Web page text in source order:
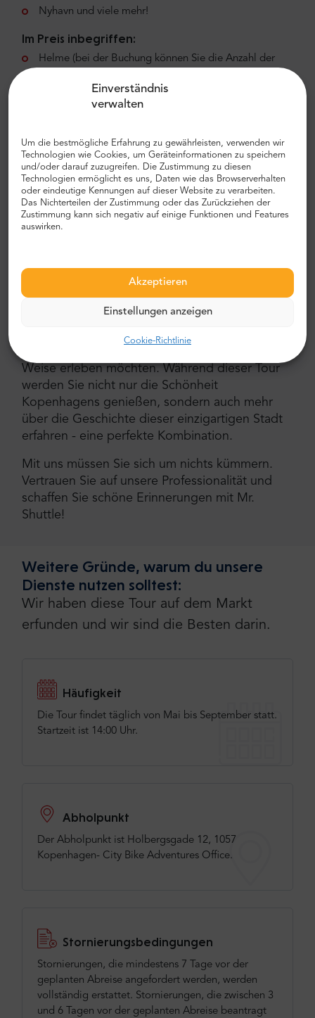
Einverständnis
verwalten
Um die bestmögliche Erfahrung zu gewährleisten, verwenden wir
Technologien wie Cookies, um Geräteinformationen zu speichern
und/oder darauf zuzugreifen. Die Zustimmung zu diesen
Technologien ermöglicht es uns, Daten wie das Browserverhalten
oder eindeutige Kennungen auf dieser Website zu verarbeiten.
Das Nichterteilen der Zustimmung oder das Zurückziehen der
Zustimmung kann sich negativ auf einige Funktionen und Features
auswirken.
Akzeptieren
Einstellungen anzeigen
Cookie-Richtlinie
Nyhavn und viele mehr!
Im Preis inbegriffen:
Helme (bei der Buchung können Sie die Anzahl der
Englischsprachiger Reiseleiter.
Mr. Shuttle bietetunglaubliche Touren, private
Reiseleiter, Sicherheit und Zuverlässigkeit
. Viele
Menschen auf der ganzen Welt haben sich
entschieden, unserer Professionalität zu
vertrauen und ein aufregendes Abenteuer bei
Reisepläne. Wir kümmern uns um jedes Detail
und machen Ihre Tour zu etwas Einzigartigem.
Diese Tour wurde speziell für diejenigen
konzipiert, die Kopenhagen auf eine
Weise erleben möchten. Während dieser Tour
werden Sie nicht nur die Schönheit
Kopenhagens genießen, sondern auch mehr
über die Geschichte dieser einzigartigen Stadt
erfahren - eine perfekte Kombination.
Mit uns müssen Sie sich um nichts kümmern.
Vertrauen Sie auf unsere Professionalität und
schaffen Sie schöne Erinnerungen mit Mr.
Shuttle!
Weitere Gründe, warum du unsere
Dienste nutzen solltest:
Wir haben diese Tour auf dem Markt
erfunden und wir sind die Besten darin.
Häufigkeit
Die Tour findet täglich von Mai bis September statt.
Startzeit ist 14:00 Uhr.
Abholpunkt
Der Abholpunkt ist Holbergsgade 12, 1057
Kopenhagen- City Bike Adventures Office.
Stornierungsbedingungen
Stornierungen, die mindestens 7 Tage vor der
geplanten Abreise angefordert werden, werden
vollständig erstattet. Stornierungen, die zwischen 3
und 6 Tagen vor der geplanten Abreise beantragt